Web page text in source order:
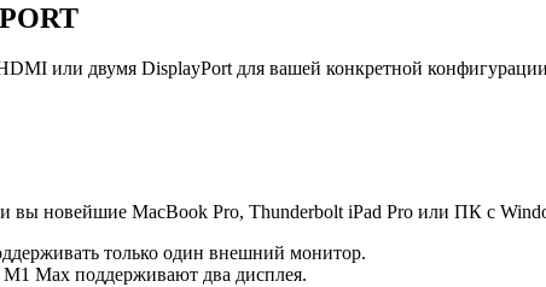
или двумя DisplayPort для вашей конкретной
вы новейшие MacBook Pro, Thunderbolt iPad Pro или ПК с
только один внешний монитор.
Max поддерживают два дисплея.